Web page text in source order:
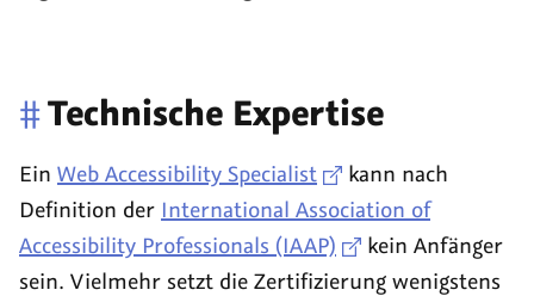
#Technische Expertise
Ein Web Accessibility Specialist
kann nach
Definition der International Association of
Accessibility Professionals (IAAP)
kein Anfänger
sein. Vielmehr setzt die Zertifizierung wenigstens